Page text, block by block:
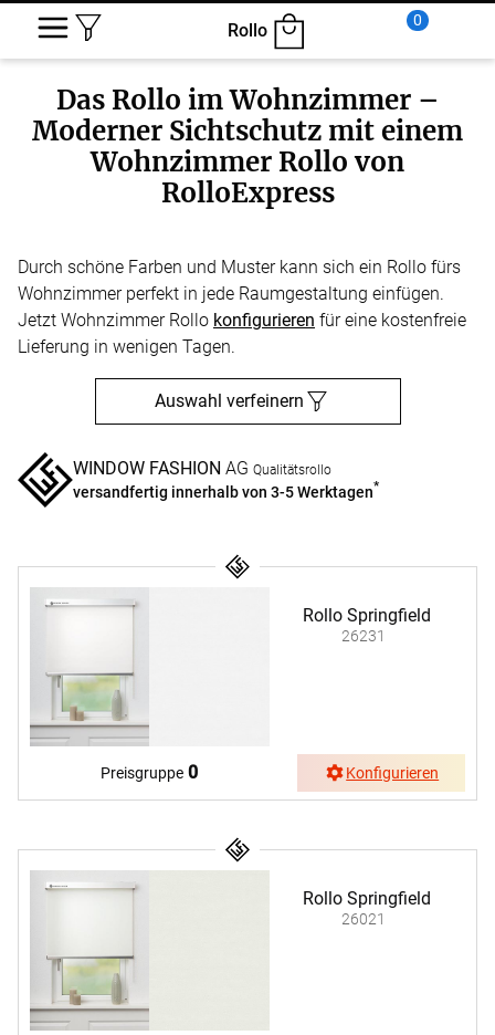
Rollo
0
Das Rollo im Wohnzimmer –
Moderner Sichtschutz mit einem
Wohnzimmer Rollo von
RolloExpress
Durch schöne Farben und Muster kann sich ein Rollo fürs
Wohnzimmer perfekt in jede Raumgestaltung einfügen.
Jetzt Wohnzimmer Rollo konfigurieren für eine kostenfreie
Lieferung in wenigen Tagen.
Auswahl verfeinern
WINDOW FASHION AG Qualitätsrollo
versandfertig innerhalb von 3-5 Werktagen*
Rollo Springfield
26231
Preisgruppe 0 Konfigurieren
Rollo Springfield
26021